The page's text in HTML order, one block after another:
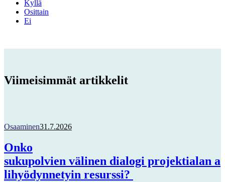
Kyllä
Osittain
Ei
Viimeisimmät artikkelit
Osaaminen31.7.2026
Onko
sukupolvien välinen dialogi projektialan a
lihyödynnetyin resurssi?